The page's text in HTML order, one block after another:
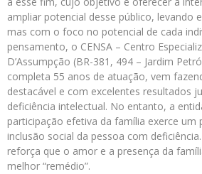
ampliar potencial desse público, levando
mas com o foco no potencial de cada
pensamento, o CENSA – Centro
D’Assumpção (BR-381, 494 – Jardim
completa 55 anos de atuação, vem
destacável e com excelentes resultados
deficiência intelectual. No entanto, a
participação efetiva da família exerce
inclusão social da pessoa com
reforça que o amor e a presença da
melhor “remédio”.